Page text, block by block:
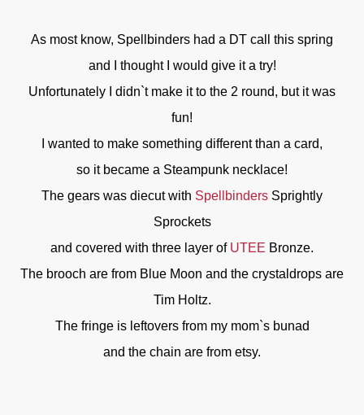
As most know, Spellbinders had a DT call this spring
and I thought I would give it a try!
Unfortunately I didn`t make it to the 2 round, but it was
fun!
I wanted to make something different than a card,
so it became a Steampunk necklace!
The gears was diecut with Spellbinders Sprightly
Sprockets
and covered with three layer of UTEE Bronze.
The brooch are from Blue Moon and the crystaldrops are
Tim Holtz.
The fringe is leftovers from my mom`s bunad
and the chain are from etsy.